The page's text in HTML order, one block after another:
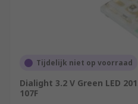
Tijdelijk niet op voorraad
Dialight 3.2 V Green LED
107F